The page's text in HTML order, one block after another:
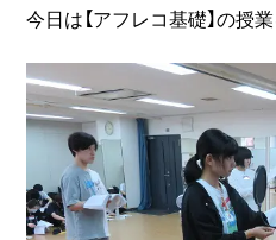
今日は【アフレコ基礎】の授